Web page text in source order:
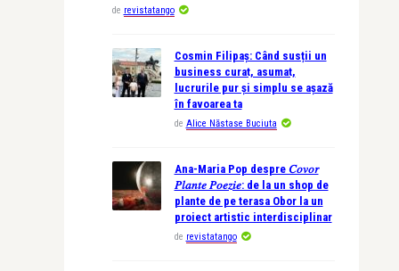
de revistatango
Cosmin Filipaș: Când susții un
business curat, asumat,
lucrurile pur și simplu se așază
în favoarea ta
de Alice Năstase Buciuta
Ana-Maria Pop despre 𝐶𝑜𝑣𝑜𝑟
𝑃𝑙𝑎𝑛𝑡𝑒 𝑃𝑜𝑒𝑧𝑖𝑒: de la un shop de
plante de pe terasa Obor la un
proiect artistic interdisciplinar
de revistatango